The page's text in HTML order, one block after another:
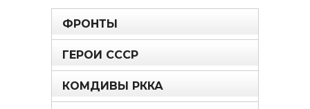
ФРОНТЫ
ГЕРОИ СССР
КОМДИВЫ РККА